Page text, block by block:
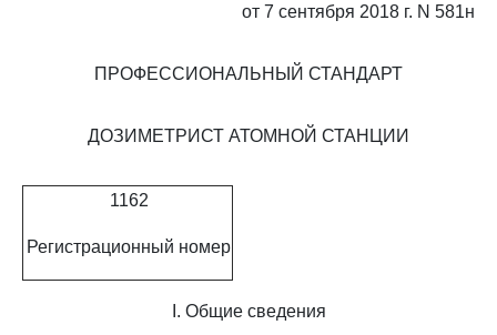
от 7 сентября 2018 г. N 581н
ПРОФЕССИОНАЛЬНЫЙ СТАНДАРТ
ДОЗИМЕТРИСТ АТОМНОЙ СТАНЦИИ
1162
Регистрационный номер
I. Общие сведения